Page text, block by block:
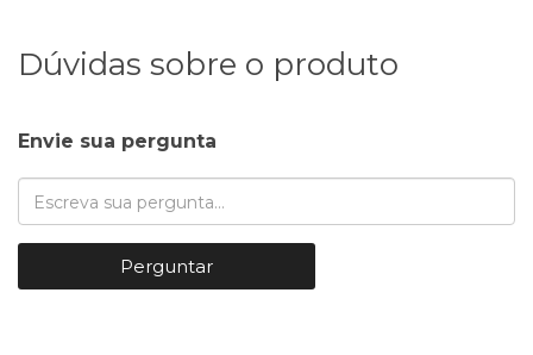
Dúvidas sobre o produto
Envie sua pergunta
Perguntar